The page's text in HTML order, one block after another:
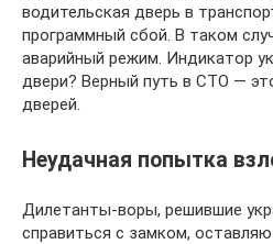
водительская дверь в
программный сбой. В таком
аварийный режим. Индикатор
двери? Верный путь в СТО —
дверей.
Неудачная попытка
Дилетанты-воры, решившие
справиться с замком,